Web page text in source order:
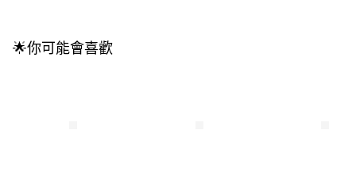
🌟你可能會喜歡